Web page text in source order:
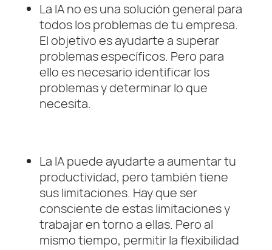
La IA no es una solución general para
todos los problemas de tu empresa.
El objetivo es ayudarte a superar
problemas específicos. Pero para
ello es necesario identificar los
problemas y determinar lo que
necesita.
La IA puede ayudarte a aumentar tu
productividad, pero también tiene
sus limitaciones. Hay que ser
consciente de estas limitaciones y
trabajar en torno a ellas. Pero al
mismo tiempo, permitir la flexibilidad